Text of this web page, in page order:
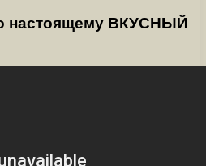
настоящему ВКУСНЫЙ